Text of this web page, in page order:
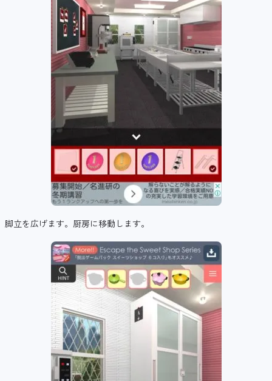
脚立を広げます。厨房に移動します。